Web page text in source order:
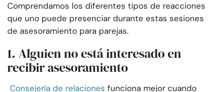
Comprendamos los diferentes tipos de reacciones
que uno puede presenciar durante estas sesiones
de asesoramiento para parejas.
1. Alguien no está interesado en
recibir asesoramiento
Consejería de relaciones funciona mejor cuando